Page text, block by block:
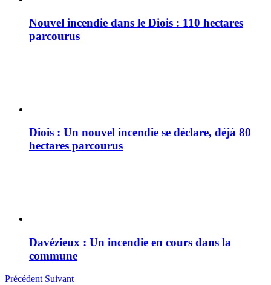
Nouvel incendie dans le Diois : 110 hectares
parcourus
Diois : Un nouvel incendie se déclare, déjà 80
hectares parcourus
Davézieux : Un incendie en cours dans la
commune
Précédent Suivant